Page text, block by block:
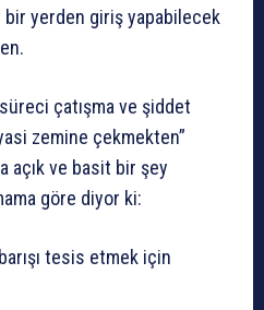
yerden giriş yapabilecek
çatışma ve şiddet
zemine çekmekten”
açık ve basit bir şey
göre diyor ki:
tesis etmek için